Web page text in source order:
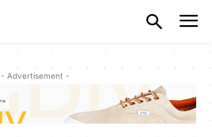
- Advertisement -